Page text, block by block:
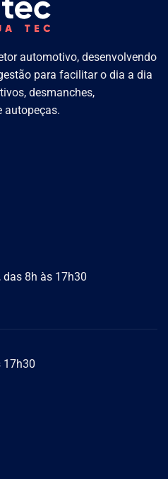
automotivo, desenvolvendo
para facilitar o dia a dia
desmanches,
autopeças.
das 8h às 17h30
17h30